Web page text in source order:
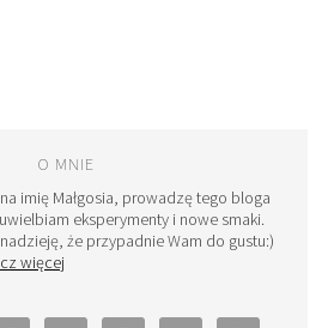
O MNIE
imię Małgosia, prowadzę tego bloga
eksperymenty i nowe smaki.
że przypadnie Wam do gustu:)
więcej